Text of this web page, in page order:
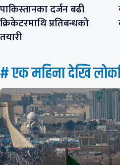
पाकिस्तानका दर्जन बढी
क्रिकेटरमाथि प्रतिबन्धको
तयारी
# एक महिना देखि